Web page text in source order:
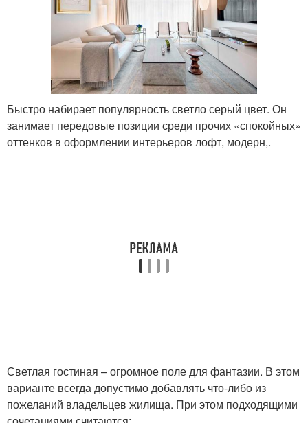
Быстро набирает популярность светло серый цвет. Он
занимает передовые позиции среди прочих «спокойных»
оттенков в оформлении интерьеров лофт, модерн,.
Светлая гостиная – огромное поле для фантазии. В этом
варианте всегда допустимо добавлять что-либо из
пожеланий владельцев жилища. При этом подходящими